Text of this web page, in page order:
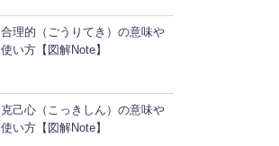
合理的（ごうりてき）の意味や
使い方【図解Note】
克己心（こっきしん）の意味や
使い方【図解Note】